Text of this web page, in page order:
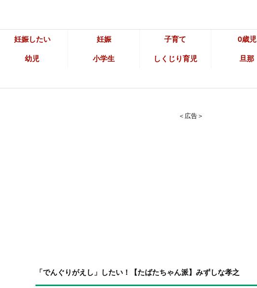
妊娠したい 妊娠 子育て 0歳児
幼児 小学生 しくじり育児 旦那
＜広告＞
「でんぐりがえし」したい！【たばたちゃん派】みずしな孝之